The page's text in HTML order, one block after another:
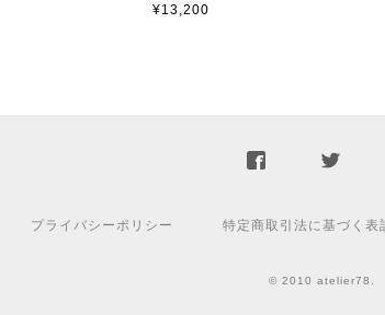
¥13,200
プライバシーポリシー 特定商取引法に基づく表
© 2010 atelier78.